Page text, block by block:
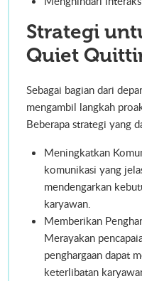
Strategi
Quiet
Sebagai bagian dari
mengambil langkah
Beberapa strategi yang
Meningkatkan
komunikasi yang
mendengarkan
karyawan.
Memberikan
Merayakan
penghargaan dapat
keterlibatan